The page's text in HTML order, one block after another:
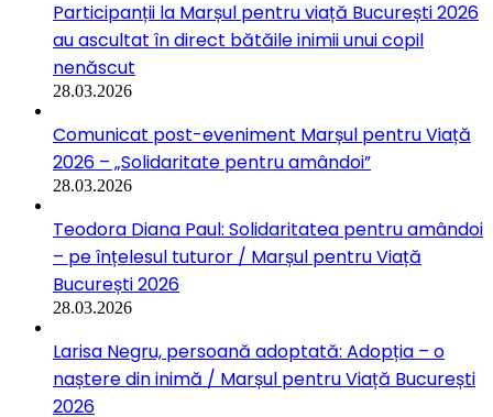
Participanții la Marșul pentru viață București 2026
au ascultat în direct bătăile inimii unui copil
nenăscut
28.03.2026
Comunicat post-eveniment Marșul pentru Viață
2026 – „Solidaritate pentru amândoi”
28.03.2026
Teodora Diana Paul: Solidaritatea pentru amândoi
– pe înțelesul tuturor / Marșul pentru Viață
București 2026
28.03.2026
Larisa Negru, persoană adoptată: Adopția – o
naștere din inimă / Marșul pentru Viață București
2026